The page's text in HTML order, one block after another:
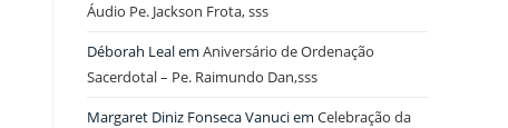
Áudio Pe. Jackson Frota, sss
Déborah Lealem Aniversário de Ordenação
Sacerdotal – Pe. Raimundo Dan,sss
Margaret Diniz Fonseca Vanuciem Celebração da